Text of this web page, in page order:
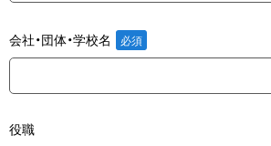
会社・団体・学校名
役職